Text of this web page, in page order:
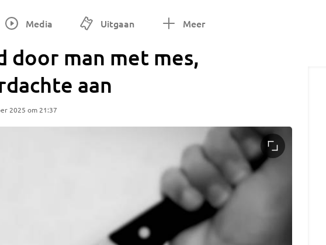
Media Uitgaan Meer
door man met mes,
aan
2025 om 21:37